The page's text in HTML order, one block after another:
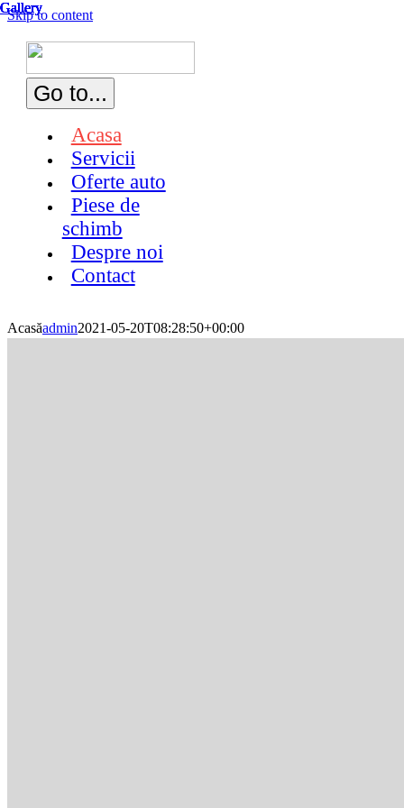
Skip to content
Go to...
Acasa
Servicii
Oferte auto
Piese de
schimb
Despre noi
Contact
Acasăadmin2021-05-20T08:28:50+00:00
Gallery
Gallery
Gallery
Gallery
Gallery
Gallery
Gallery
Gallery